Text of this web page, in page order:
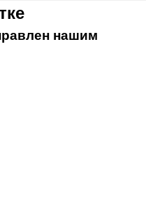
нашим